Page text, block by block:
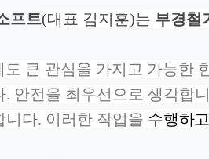
프트(대표 김지훈)는 부경철
도 큰 관심을 가지고 가능한
. 안전을 최우선으로 생각합
니다. 이러한 작업을 수행하